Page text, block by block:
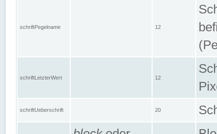
schriftPegelname 12
schriftLetzterWert 12
schriftUeberschrift 20